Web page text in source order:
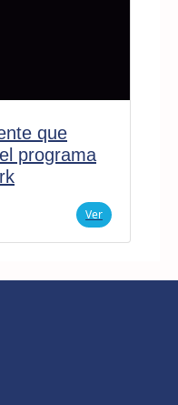
que
programa
Ver